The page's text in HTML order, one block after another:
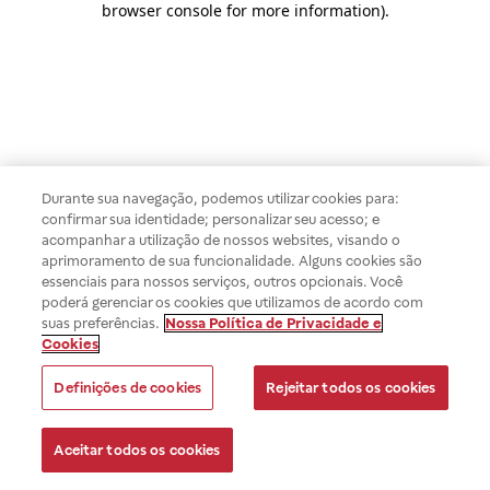
browser console for more information).
Durante sua navegação, podemos utilizar cookies para:
confirmar sua identidade; personalizar seu acesso; e
acompanhar a utilização de nossos websites, visando o
aprimoramento de sua funcionalidade. Alguns cookies são
essenciais para nossos serviços, outros opcionais. Você
poderá gerenciar os cookies que utilizamos de acordo com
suas preferências. Nossa Política de Privacidade e
Cookies
Definições de cookies Rejeitar todos os cookies
Aceitar todos os cookies